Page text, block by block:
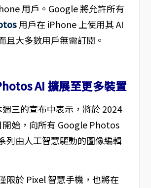
用戶。Google 將允許所有
用戶在 iPhone 上使用其 AI
且大多數用戶無需訂閱。
AI 擴展至更多裝置
三的宣布中表示，將於 2024
開始，向所有 Google Photos
列由人工智慧驅動的圖像編輯
限於 Pixel 智慧手機，也將在